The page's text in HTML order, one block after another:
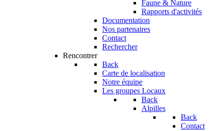
Faune & Nature
Rapports d'activités
Documentation
Nos partenaires
Contact
Rechercher
Rencontrer
Back
Carte de localisation
Notre équipe
Les groupes Locaux
Back
Alpilles
Back
Contact